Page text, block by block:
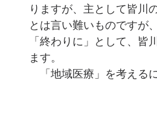
りますが、主として皆川
とは言い難いものですが
「終わりに」として、
ます。
「地域医療」を考える